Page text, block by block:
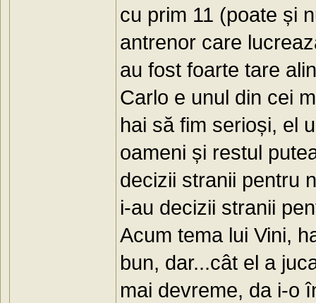
cu prim 11 (poate și
antrenor care
au fost foarte tare
Carlo e unul din cei
hai să fim serioși, el
oameni și restul
decizii stranii pentru
i-au decizii stranii
Acum tema lui Vini,
bun, dar...cât el a
mai devreme, da i-o